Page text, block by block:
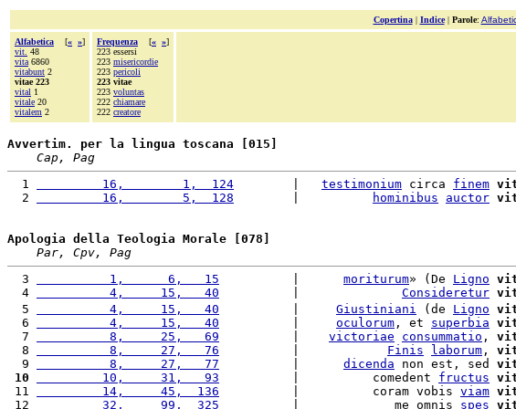
Copertina| Indice| Parole:
Alfabetica [« »]
vit. 48
vita 6860
vitabunt 2
vitae 223
vital 1
vitale 20
vitalem 2
Frequenza [« »]
223 essersi
223 misericordie
223 pericoli
223 vitae
223 voluntas
222 chiamare
222 creatore
Avvertim. per la lingua toscana [015]
Cap, Pag
  1
         16,        1,  124
testimonium circa finem
  2
         16,        5,  128
hominibus auctor
Apologia della Teologia Morale [078]
Par, Cpv, Pag
  3
          1,      6,   15
moriturum» (De Ligno
  4
          4,     15,   40
Consideretur
  5
          4,     15,   40
Giustiniani (de Ligno
  6
          4,     15,   40
oculorum , et superbia
  7
          8,     25,   69
victoriae consummatio ,
  8
          8,     27,   76
Finis laborum ,
  9
          8,     27,   77
dicenda non est, sed
10
         10,     31,   93
          |          comedent
fructus
11
         14,     45,  136
          |          coram vobis
viam
12
         32,     99,  325
          |             me omnis
spes